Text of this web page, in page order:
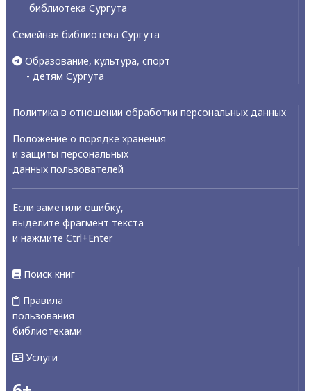
библиотека Сургута
Семейная библиотека Сургута
Образование, культура, спорт
- детям Сургута
Политика в отношении обработки персональных данных
Положение о порядке хранения
и защиты персональных
данных пользователей
Если заметили ошибку,
выделите фрагмент текста
и нажмите Ctrl+Enter
Поиск книг
Правила
пользования
библиотеками
Услуги